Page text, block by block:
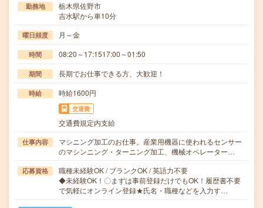
勤務地
栃木県佐野市
吉水駅から車10分
曜日頻度 月～金
時間 08:20～17:1517:00～01:50
期間 長期でお仕事できる方、大歓迎！
時給 時給1600円
交通費
交通費規定内支給
仕事内容
マシニング加工のお仕事。産業用機器に使われるセンサー
のマシンニング・ターニング加工、機械オペレーター…
応募資格
職種未経験OK / ブランクOK / 英語力不要
◆未経験OK！〇まずは事前登録だけでもOK！履歴書不要
で気軽にオンライン登録★氏名・職種などを入力す…